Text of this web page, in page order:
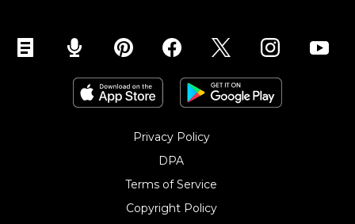
Privacy Policy
DPA
Terms of Service
Copyright Policy‎